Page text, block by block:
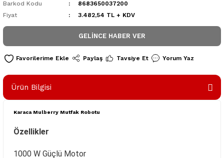
Barkod Kodu
8683650037200
Fiyat
3.482,54 TL + KDV
GELINCE HABER VER
Paylaş Tavsiye Et Yorum Yaz
Ürün Bilgisi
Karaca Mulberry Mutfak Robotu
Özellikler
1000 W Güçlü Motor